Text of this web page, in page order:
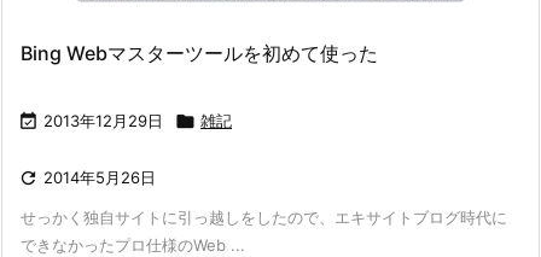
Bing Webマスターツールを初めて使った
 2013年12月29日  雑記
 2014年5月26日
せっかく独自サイトに引っ越しをしたので、エキサイトブログ時代に
できなかったプロ仕様のWeb ...